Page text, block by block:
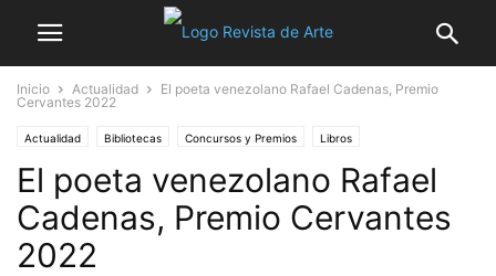
Inicio Actualidad
El poeta venezolano Rafael Cadenas, Premio
Cervantes 2022
Actualidad Bibliotecas Concursos y Premios Libros
Noticia destacada
El poeta venezolano Rafael
Cadenas, Premio Cervantes
2022